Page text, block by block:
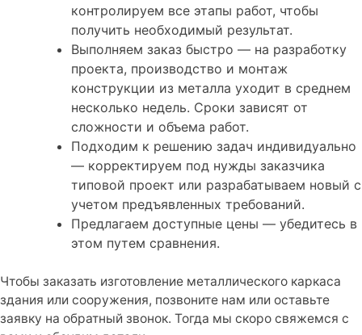
контролируем все этапы работ, чтобы
получить необходимый результат.
Выполняем заказ быстро — на разработку
проекта, производство и монтаж
конструкции из металла уходит в среднем
несколько недель. Сроки зависят от
сложности и объема работ.
Подходим к решению задач индивидуально
— корректируем под нужды заказчика
типовой проект или разрабатываем новый с
учетом предъявленных требований.
Предлагаем доступные цены — убедитесь в
этом путем сравнения.
Чтобы заказать изготовление металлического каркаса
здания или сооружения, позвоните нам или оставьте
заявку на обратный звонок. Тогда мы скоро свяжемся с